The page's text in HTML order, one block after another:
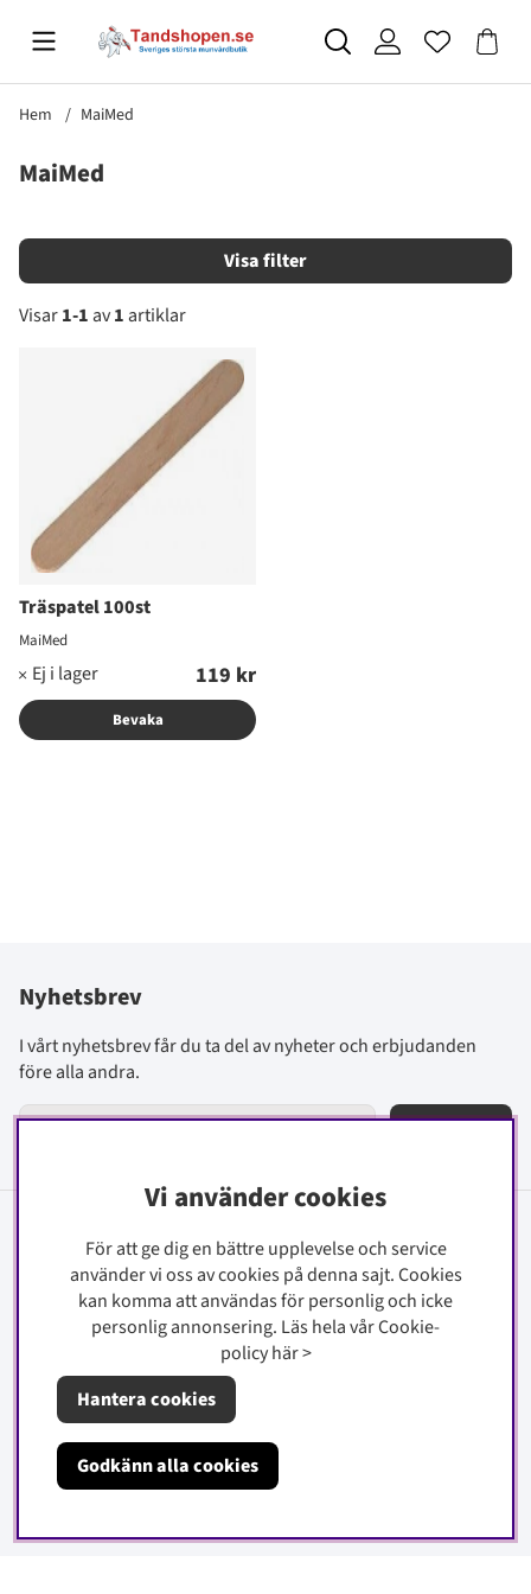
Hem MaiMed
MaiMed
Filtrera
Visar1-1 av1 artiklar
Träspatel 100st
MaiMed
119 kr
Bevaka
Nyhetsbrev
I vårt nyhetsbrev får du ta del av nyheter och erbjudanden
före alla andra.
Signa upp
Information
Kontakt
Cookiepolicy
Om oss
Vi använder cookies
För att ge dig en bättre upplevelse och service
använder vi oss av cookies på denna sajt.Cookies
kan komma att användas för personlig och icke
personlig annonsering. Läs hela vår Cookie-
policyhär>
Hantera cookies
Godkänn alla cookies